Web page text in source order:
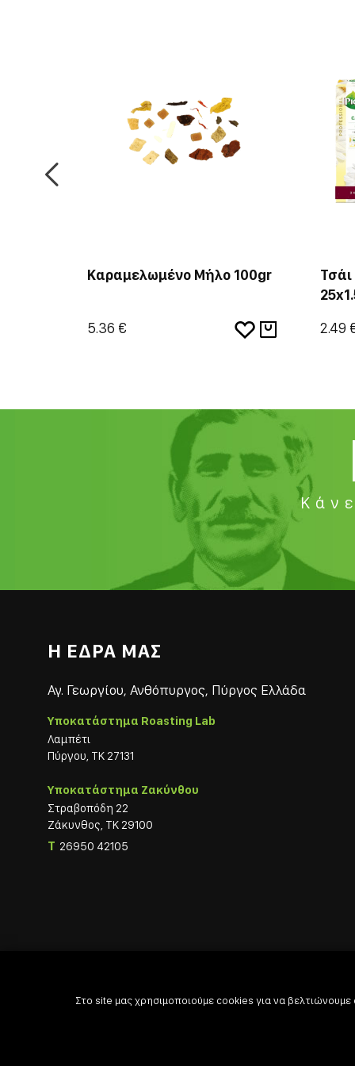
Καραμελωμένο Μήλο 100gr
5.36 € 2.49
Η ΕΔΡΑ ΜΑΣ
Αγ. Γεωργίου, Ανθόπυργος, Πύργος Ελλάδα
Υποκατάστημα Roasting Lab
Λαμπέτι
Πύργου, ΤΚ 27131
Υποκατάστημα Ζακύνθου
Στραβοπόδη 22
Ζάκυνθος, ΤΚ 29100
T 26950 42105
Στο site μας χρησιμοποιούμε cookies για να